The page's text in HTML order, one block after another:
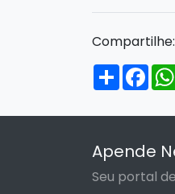
Compartilhe:
Apende
Seu portal